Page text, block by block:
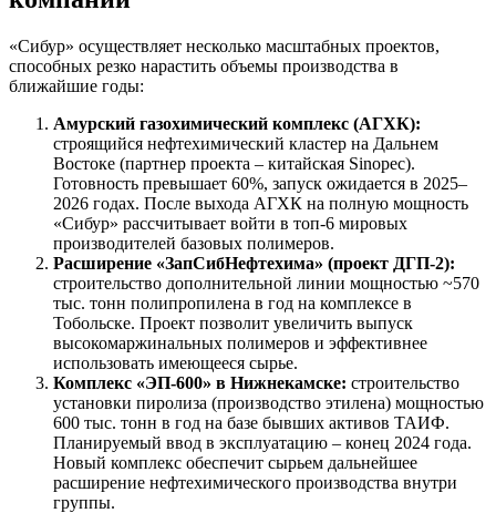
«Сибур» осуществляет несколько масштабных проектов,
способных резко нарастить объемы производства в
ближайшие годы:
Амурский газохимический комплекс (АГХК):
строящийся нефтехимический кластер на Дальнем
Востоке (партнер проекта – китайская Sinopec).
Готовность превышает 60%, запуск ожидается в 2025–
2026 годах. После выхода АГХК на полную мощность
«Сибур» рассчитывает войти в топ-6 мировых
производителей базовых полимеров.
Расширение «ЗапСибНефтехима» (проект ДГП-2):
строительство дополнительной линии мощностью ~570
тыс. тонн полипропилена в год на комплексе в
Тобольске. Проект позволит увеличить выпуск
высокомаржинальных полимеров и эффективнее
использовать имеющееся сырье.
Комплекс «ЭП-600» в Нижнекамске: строительство
установки пиролиза (производство этилена) мощностью
600 тыс. тонн в год на базе бывших активов ТАИФ.
Планируемый ввод в эксплуатацию – конец 2024 года.
Новый комплекс обеспечит сырьем дальнейшее
расширение нефтехимического производства внутри
группы.